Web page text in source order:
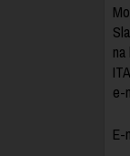
e-
E-